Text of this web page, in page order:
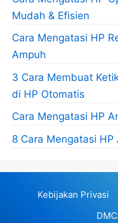
Mudah & Efisien
Cara Mengatasi HP
Ampuh
3 Cara Membuat
di HP Otomatis
Cara Mengatasi HP
8 Cara Mengatasi
Kebijakan Privasi